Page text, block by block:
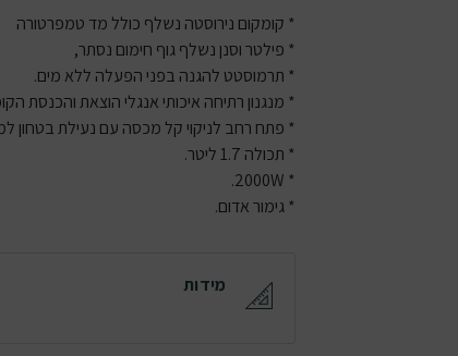
* קומקום נירוסטה נשלף כולל מד טמפרטורה
* פילטר וסנן נשלף גוף חימום נסתר,
* תרמוסטט להגנה בפני הפעלה ללא מים.
* מנגנון רתיחה איכותי אנגלי הוצאת והכנסת הקומקום
* פתח רחב לניקוי קל מכסה עם נעילת בטחון
* תכולה 1.7 ליטר.
* 2000W.
* גימור אדום.
מידות